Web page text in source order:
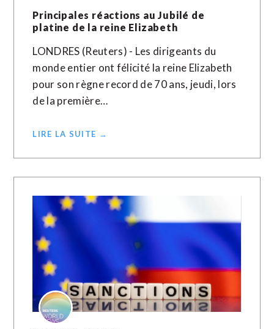
Principales réactions au Jubilé de
platine de la reine Elizabeth
LONDRES (Reuters) - Les dirigeants du
monde entier ont félicité la reine Elizabeth
pour son règne record de 70 ans, jeudi, lors
de la première…
LIRE LA SUITE →